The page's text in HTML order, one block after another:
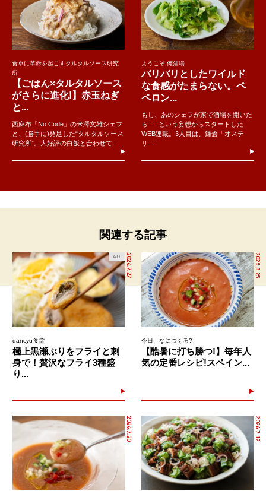
食卓に革命を起こすタルタルソース研究
所
【ごはん×タルタルソース
がさらに進化!】赤玉ねぎ
と...
西麻布「No Code」の米澤文雄シェフ
と、(勝手に)発足した“タルタルソース
研究所”。大好評の白飯と合わせて..
ようこそ!俺酒場
バリバリとしたワイルド
な食感がたまらない。ペ
ペロン...
もし、あのシェフが家で酒場を開いた
ら......という妄想からスタートした
WEB連載。3人目は、鎌倉「オステ
リ...
関連する記事
2026.7.27
AD
dancyu食堂
極上黒瀬ぶりをフライと刺
身で！贅沢なフライ3種盛
り...
2025.8.25
今日、なにつくる?
【酷暑に打ち勝つ!】毎年人
気の定番レシピ!スペイン...
2026.7.20 2026.7.12